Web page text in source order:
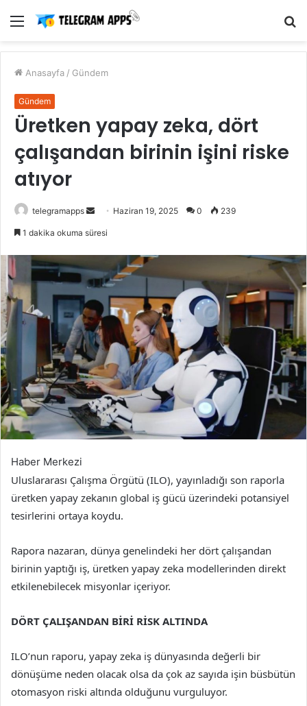
Menü
Anasayfa / Gündem
Gündem
Üretken yapay zeka, dört
çalışandan birinin işini riske
atıyor
telegramapps
Bir
göndermek
Haziran 19, 2025 0 239
1 dakika okuma süresi
Haber Merkezi
Uluslararası Çalışma Örgütü (ILO), yayınladığı son raporla
üretken yapay zekanın global iş gücü üzerindeki potansiyel
tesirlerini ortaya koydu.
Rapora nazaran, dünya genelindeki her dört çalışandan
birinin yaptığı iş, üretken yapay zeka modellerinden direkt
etkilenebilecek misyonlar içeriyor.
DÖRT ÇALIŞANDAN BİRİ RİSK ALTINDA
ILO’nun raporu, yapay zeka iş dünyasında değerli bir
dönüşüme neden olacak olsa da çok az sayıda işin büsbütün
otomasyon riski altında olduğunu vurguluyor.